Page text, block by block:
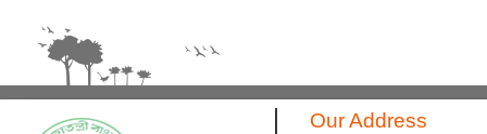
Our Address